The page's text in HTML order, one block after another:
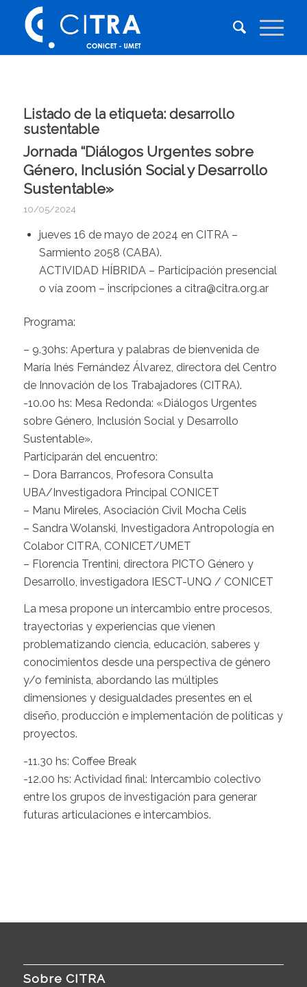
Listado de la etiqueta: desarrollo
sustentable
Jornada “Diálogos Urgentes sobre
Género, Inclusión Social y Desarrollo
Sustentable»
10/05/2024
jueves 16 de mayo de 2024 en CITRA –
Sarmiento 2058 (CABA).
ACTIVIDAD HÍBRIDA – Participación presencial
o vía zoom – inscripciones a citra@citra.org.ar
Programa:
– 9.30hs: Apertura y palabras de bienvenida de
María Inés Fernández Álvarez, directora del Centro
de Innovación de los Trabajadores (CITRA).
-10.00 hs: Mesa Redonda: «Diálogos Urgentes
sobre Género, Inclusión Social y Desarrollo
Sustentable».
Participarán del encuentro:
– Dora Barrancos, Profesora Consulta
UBA/Investigadora Principal CONICET
– Manu Mireles, Asociación Civil Mocha Celis
– Sandra Wolanski, Investigadora Antropología en
Colabor CITRA, CONICET/UMET
– Florencia Trentini, directora PICTO Género y
Desarrollo, investigadora IESCT-UNQ / CONICET
La mesa propone un intercambio entre procesos,
trayectorias y experiencias que vienen
problematizando ciencia, educación, saberes y
conocimientos desde una perspectiva de género
y/o feminista, abordando las múltiples
dimensiones y desigualdades presentes en el
diseño, producción e implementación de políticas y
proyectos.
-11.30 hs: Coffee Break
-12.00 hs: Actividad final: Intercambio colectivo
entre los grupos de investigación para generar
futuras articulaciones e intercambios.
Sobre CITRA